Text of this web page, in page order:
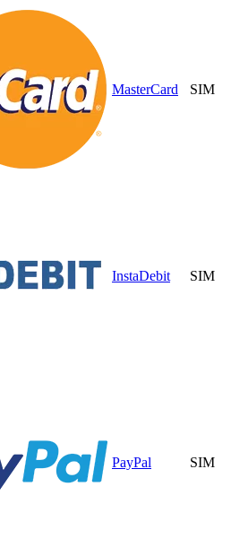
MasterCard SIM
InstaDebit SIM
PayPal SIM